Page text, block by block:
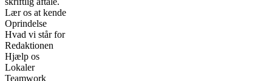
Lær os at kende
Oprindelse
Hvad vi står for
Redaktionen
Hjælp os
Lokaler
Teamwork